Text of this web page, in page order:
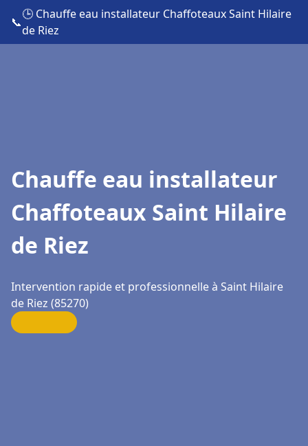
📞
🕒 Chauffe eau installateur Chaffoteaux Saint Hilaire
de Riez
Chauffe eau installateur
Chaffoteaux Saint Hilaire
de Riez
Intervention rapide et professionnelle à Saint Hilaire
de Riez (85270)